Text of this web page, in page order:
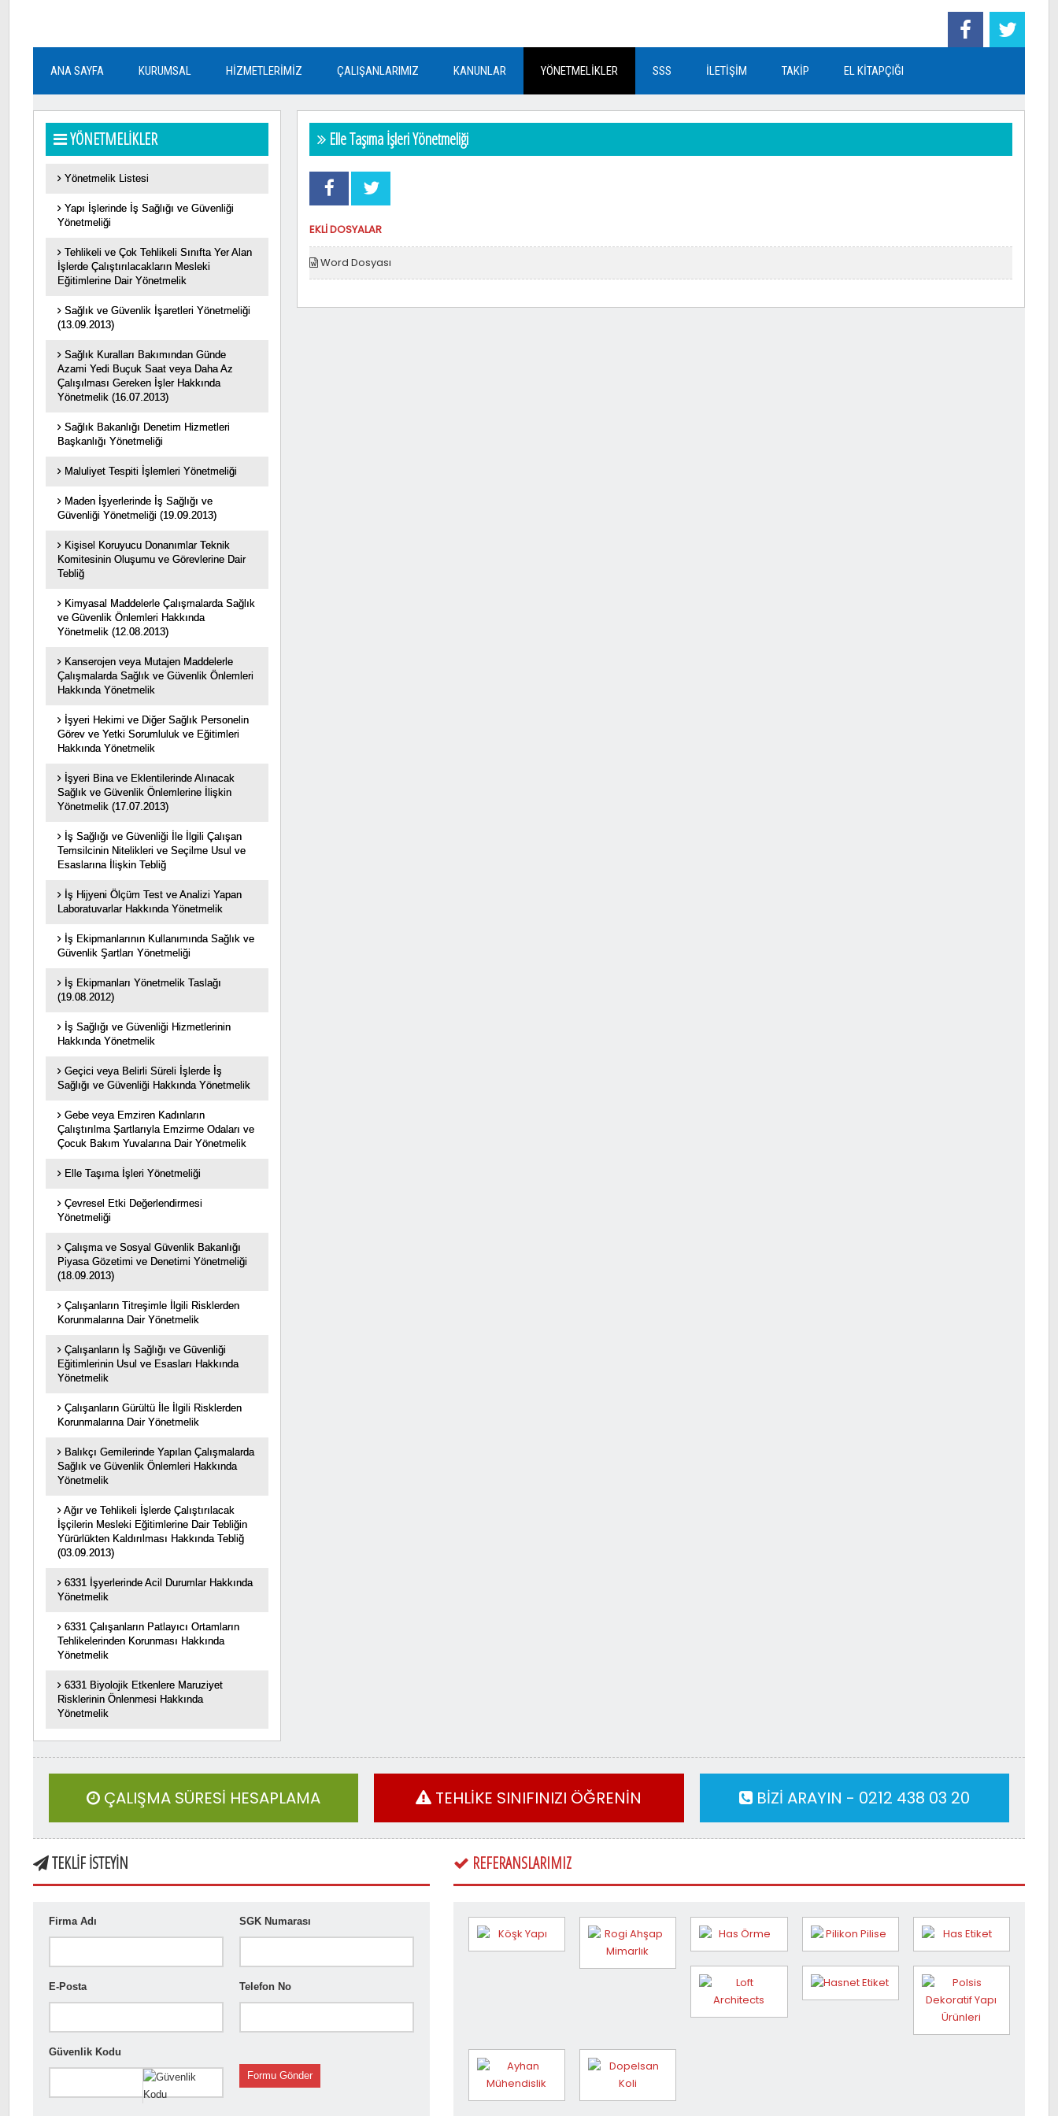
ANA SAYFA KURUMSAL HİZMETLERİMİZ ÇALIŞANLARIMIZ KANUNLAR YÖNETMELİKLER SSS İLETİŞİM TAKİP EL KİTAPÇIĞI
YÖNETMELİKLER
Yönetmelik Listesi
Yapı İşlerinde İş Sağlığı ve Güvenliği
Yönetmeliği
Tehlikeli ve Çok Tehlikeli Sınıfta Yer Alan
İşlerde Çalıştırılacakların Mesleki
Eğitimlerine Dair Yönetmelik
Sağlık ve Güvenlik İşaretleri Yönetmeliği
(13.09.2013)
Sağlık Kuralları Bakımından Günde
Azami Yedi Buçuk Saat veya Daha Az
Çalışılması Gereken İşler Hakkında
Yönetmelik (16.07.2013)
Sağlık Bakanlığı Denetim Hizmetleri
Başkanlığı Yönetmeliği
Maluliyet Tespiti İşlemleri Yönetmeliği
Maden İşyerlerinde İş Sağlığı ve
Güvenliği Yönetmeliği (19.09.2013)
Kişisel Koruyucu Donanımlar Teknik
Komitesinin Oluşumu ve Görevlerine Dair
Tebliğ
Kimyasal Maddelerle Çalışmalarda Sağlık
ve Güvenlik Önlemleri Hakkında
Yönetmelik (12.08.2013)
Kanserojen veya Mutajen Maddelerle
Çalışmalarda Sağlık ve Güvenlik Önlemleri
Hakkında Yönetmelik
İşyeri Hekimi ve Diğer Sağlık Personelin
Görev ve Yetki Sorumluluk ve Eğitimleri
Hakkında Yönetmelik
İşyeri Bina ve Eklentilerinde Alınacak
Sağlık ve Güvenlik Önlemlerine İlişkin
Yönetmelik (17.07.2013)
İş Sağlığı ve Güvenliği İle İlgili Çalışan
Temsilcinin Nitelikleri ve Seçilme Usul ve
Esaslarına İlişkin Tebliğ
İş Hijyeni Ölçüm Test ve Analizi Yapan
Laboratuvarlar Hakkında Yönetmelik
İş Ekipmanlarının Kullanımında Sağlık ve
Güvenlik Şartları Yönetmeliği
İş Ekipmanları Yönetmelik Taslağı
(19.08.2012)
İş Sağlığı ve Güvenliği Hizmetlerinin
Hakkında Yönetmelik
Geçici veya Belirli Süreli İşlerde İş
Sağlığı ve Güvenliği Hakkında Yönetmelik
Gebe veya Emziren Kadınların
Çalıştırılma Şartlarıyla Emzirme Odaları ve
Çocuk Bakım Yuvalarına Dair Yönetmelik
Elle Taşıma İşleri Yönetmeliği
Çevresel Etki Değerlendirmesi
Yönetmeliği
Çalışma ve Sosyal Güvenlik Bakanlığı
Piyasa Gözetimi ve Denetimi Yönetmeliği
(18.09.2013)
Çalışanların Titreşimle İlgili Risklerden
Korunmalarına Dair Yönetmelik
Çalışanların İş Sağlığı ve Güvenliği
Eğitimlerinin Usul ve Esasları Hakkında
Yönetmelik
Çalışanların Gürültü İle İlgili Risklerden
Korunmalarına Dair Yönetmelik
Balıkçı Gemilerinde Yapılan Çalışmalarda
Sağlık ve Güvenlik Önlemleri Hakkında
Yönetmelik
Ağır ve Tehlikeli İşlerde Çalıştırılacak
İşçilerin Mesleki Eğitimlerine Dair Tebliğin
Yürürlükten Kaldırılması Hakkında Tebliğ
(03.09.2013)
6331 İşyerlerinde Acil Durumlar Hakkında
Yönetmelik
6331 Çalışanların Patlayıcı Ortamların
Tehlikelerinden Korunması Hakkında
Yönetmelik
6331 Biyolojik Etkenlere Maruziyet
Risklerinin Önlenmesi Hakkında
Yönetmelik
Elle Taşıma İşleri Yönetmeliği
EKLİ DOSYALAR
Word Dosyası
ÇALIŞMA SÜRESİ HESAPLAMA TEHLİKE SINIFINIZI ÖĞRENİN BİZİ ARAYIN - 0212 438 03 20
TEKLİF İSTEYİN
Firma Adı SGK Numarası
E-Posta Telefon No
Güvenlik Kodu
Formu Gönder
REFERANSLARIMIZ